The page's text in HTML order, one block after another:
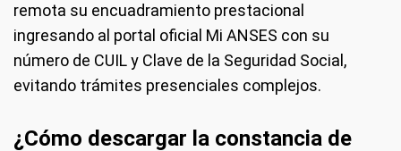
remota su encuadramiento prestacional
ingresando al portal oficial Mi ANSES con su
número de CUIL y Clave de la Seguridad Social,
evitando trámites presenciales complejos.
¿Cómo descargar la constancia de